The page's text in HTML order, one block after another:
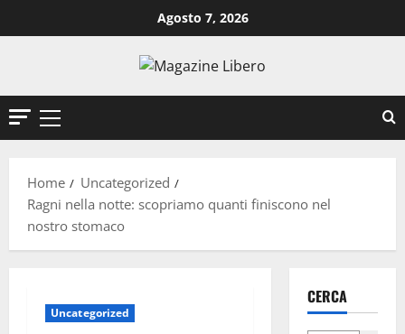
al
Agosto 7, 2026
Menu
Home
Uncategorized
Ragni nella notte: scopriamo quanti finiscono nel
nostro stomaco
Uncategorized
CERCA